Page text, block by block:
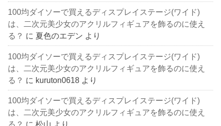
100均ダイソーで買えるディスプレイステージ(ワイド)
は、二次元美少女のアクリルフィギュアを飾るのに使え
る？ に 夏色のエデン より
100均ダイソーで買えるディスプレイステージ(ワイド)
は、二次元美少女のアクリルフィギュアを飾るのに使え
る？ に kuruton0618 より
100均ダイソーで買えるディスプレイステージ(ワイド)
は、二次元美少女のアクリルフィギュアを飾るのに使え
る？ に松山 より